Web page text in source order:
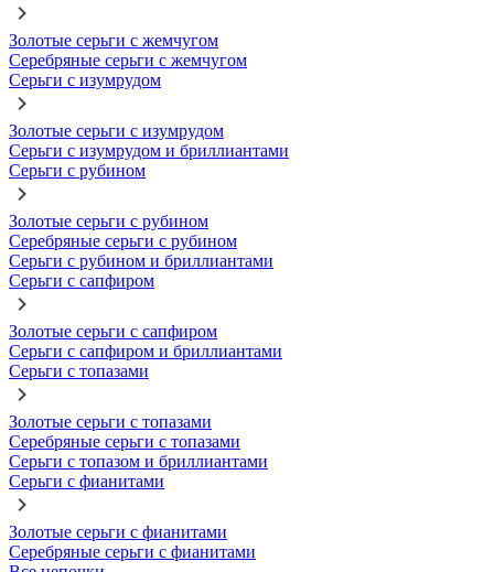
Золотые серьги с жемчугом
Серебряные серьги с жемчугом
Серьги с изумрудом
Золотые серьги с изумрудом
Серьги с изумрудом и бриллиантами
Серьги с рубином
Золотые серьги с рубином
Серебряные серьги с рубином
Серьги с рубином и бриллиантами
Серьги с сапфиром
Золотые серьги с сапфиром
Серьги с сапфиром и бриллиантами
Серьги с топазами
Золотые серьги с топазами
Серебряные серьги с топазами
Серьги с топазом и бриллиантами
Серьги с фианитами
Золотые серьги с фианитами
Серебряные серьги с фианитами